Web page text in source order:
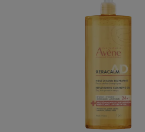
ОЛИО